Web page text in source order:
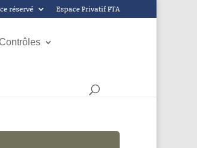
réservé Espace Privatif PTA